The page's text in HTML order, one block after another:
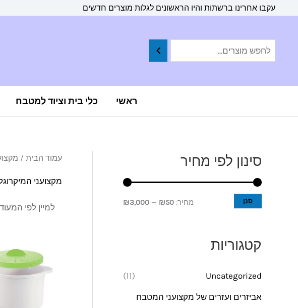
עקבו אחרינו ברשתות והיו הראשונים לגלות מוצרים חדשים
ראשי כלי בית וציוד למטבח
סינון לפי מחיר
סנן מחיר: ₪50
—
₪3,000
קטגוריות
Uncategorized
(11)
אביזרים ועזרים של מקצועני המטבח
עמוד הבית /
מקצועני